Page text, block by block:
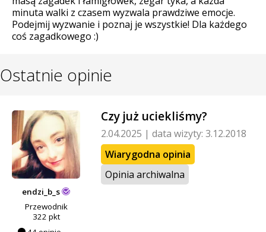
minuta walki z czasem wyzwala prawdziwe emocje.
Podejmij wyzwanie i poznaj je wszystkie! Dla każdego
coś zagadkowego :)
Ostatnie opinie
endzi_b_s
Przewodnik
322 pkt
Czy już uciekliśmy?
2.04.2025 | data wizyty: 3.12.2018
Wiarygodna opinia
Opinia archiwalna